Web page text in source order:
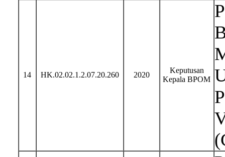
14 HK.02.02.1.2.07.20.260 2020
Keputusan
Kepala BPOM